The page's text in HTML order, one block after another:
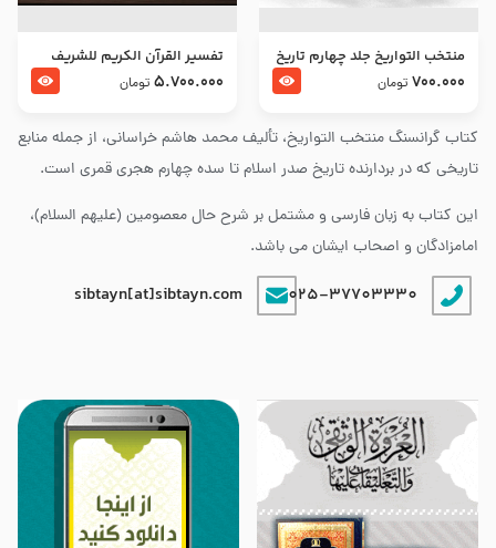
کتاب گرانسنگ منتخب التواريخ، تألیف محمد هاشم خراسانی، از جمله منابع
تاریخی که در بردارنده تاریخ صدر اسلام تا سده چهارم هجری قمری است.
این کتاب به زبان فارسی و مشتمل بر شرح حال معصومین (علیهم السلام)،
امامزادگان و اصحاب ایشان می باشد.
025-37703330
sibtayn[at]sibtayn.com
منتخب التواریخ جلد چهارم تاریخ
امام زین العابدین و امام محمد
700.000 تومان
تفسير القرآن الكريم للشريف
المرتضي قدس سرّه
5.700.000 تومان